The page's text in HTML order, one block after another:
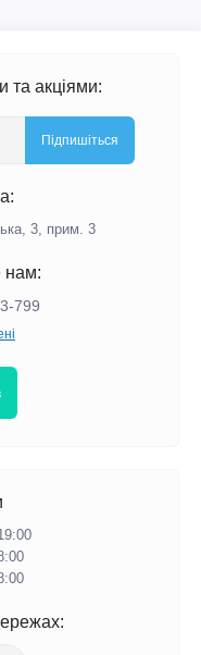
та акціями:
Підпишіться
3, прим. 3
нам:
799